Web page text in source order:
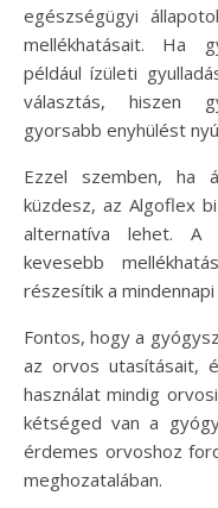
egészségügyi
mellékhatásait. Ha
például ízületi
választás, hiszen
gyorsabb enyhülést
Ezzel szemben, ha
küzdesz, az Algoflex
alternatíva lehet. A
kevesebb
részesítik a
Fontos, hogy a
az orvos utasításait,
használat mindig
kétséged van a
érdemes orvoshoz
meghozatalában.